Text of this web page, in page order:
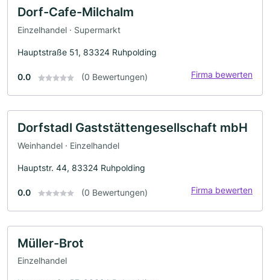
Dorf-Cafe-Milchalm
Einzelhandel · Supermarkt
Hauptstraße 51, 83324 Ruhpolding
0.0 (0 Bewertungen) Firma bewerten
Dorfstadl Gaststättengesellschaft mbH
Weinhandel · Einzelhandel
Hauptstr. 44, 83324 Ruhpolding
0.0 (0 Bewertungen) Firma bewerten
Müller-Brot
Einzelhandel